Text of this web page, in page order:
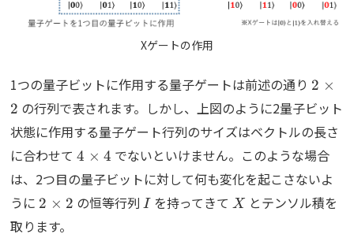
Xゲートの作用
1つの量子ビットに作用する量子ゲートは前述の通り 2 ×
2 の行列で表されます。しかし、上図のように2量子ビット
状態に作用する量子ゲート行列のサイズはベクトルの長さ
に合わせて4\times4
4 × 4 でないといけません。このような場合
は、2つ目の量子ビットに対して何も変化を起こさないよ
うに 2\times
2
2 × 2 の恒等行列I
Iを持ってきて X
X とテンソル積を
取ります。